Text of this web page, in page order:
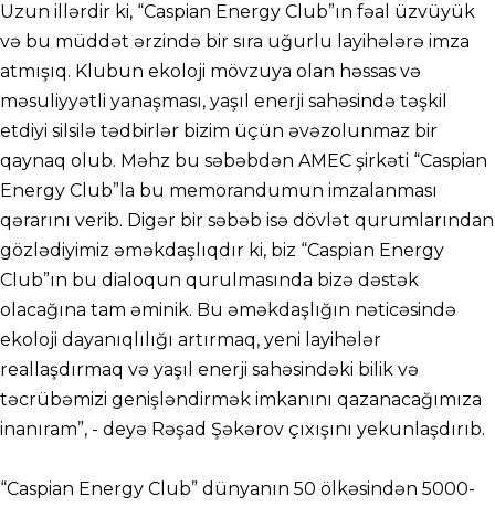
Uzun illərdir ki, “Caspian Energy Club”ın fəal üzvüyük
və bu müddət ərzində bir sıra uğurlu layihələrə imza
atmışıq. Klubun ekoloji mövzuya olan həssas və
məsuliyyətli yanaşması, yaşıl enerji sahəsində təşkil
etdiyi silsilə tədbirlər bizim üçün əvəzolunmaz bir
qaynaq olub. Məhz bu səbəbdən AMEC şirkəti “Caspian
Energy Club”la bu memorandumun imzalanması
qərarını verib. Digər bir səbəb isə dövlət qurumlarından
gözlədiyimiz əməkdaşlıqdır ki, biz “Caspian Energy
Club”ın bu dialoqun qurulmasında bizə dəstək
olacağına tam əminik. Bu əməkdaşlığın nəticəsində
ekoloji dayanıqlılığı artırmaq, yeni layihələr
reallaşdırmaq və yaşıl enerji sahəsindəki bilik və
təcrübəmizi genişləndirmək imkanını qazanacağımıza
inanıram”, - deyə Rəşad Şəkərov çıxışını yekunlaşdırıb.
“Caspian Energy Club” dünyanın 50 ölkəsindən 5000-